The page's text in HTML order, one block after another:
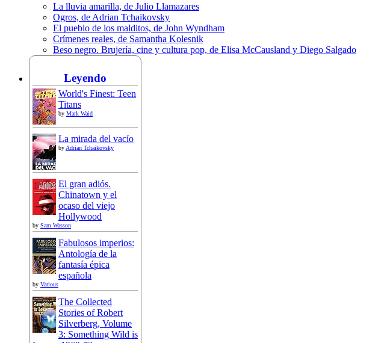
La lluvia amarilla, de Julio Llamazares
Ogros, de Adrian Tchaikovsky
El pueblo de los malditos, de John Wyndham
Crímenes reales, de Samantha Kolesnik
Beso negro. Brujería, cine y cultura pop, de Elisa McCausland y Diego Salgado
Leyendo
World's Finest: Teen
Titans
by Mark Waid
La mirada del vacío
by Adrian Tchaikovsky
El gran adiós.
Chinatown y el
ocaso del viejo
Hollywood
by Sam Wasson
Fabulosos imperios:
Antología de la
fantasía épica
española
by Various
The Collected
Stories of Robert
Silverberg, Volume
3: Something Wild is